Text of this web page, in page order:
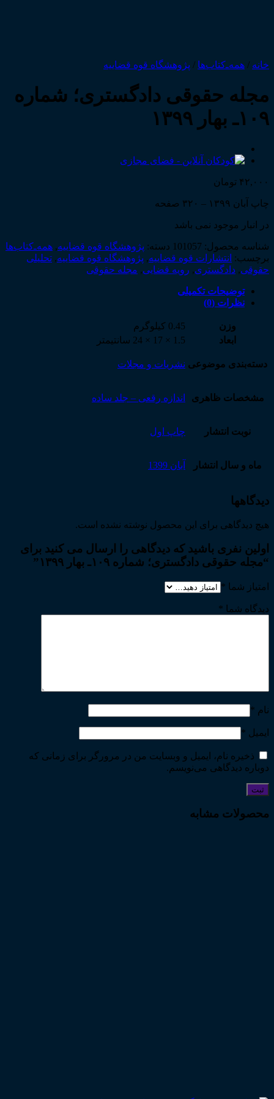
خانه / همه‌ـ‌کتاب‌ها / پژوهشگاه قوه قضاییه
مجله حقوقی دادگستری؛ شماره
۱۰۹ـ بهار ۱۳۹۹
۴۲,۰۰۰ تومان
چاپ آبان ۱۳۹۹ – ۳۲۰ صفحه
در انبار موجود نمی باشد
شناسه محصول: 101057 دسته: پژوهشگاه قوه قضاییه, همه‌ـ‌کتاب‌ها
برچسب: انتشارات قوه قضاییه, پژوهشگاه قوه قضاییه, تحلیلی
حقوقی, دادگستری, رویه قضایی, مجله حقوقی
توضیحات تکمیلی
نظرات (0)
وزن
0.45 کیلوگرم
ابعاد
1.5 × 17 × 24 سانتیمتر
دسته‌بندی موضوعی نشریات و مجلات
مشخصات ظاهری اندازه رقعی – جلد ساده
نوبت انتشار چاپ اول
ماه و سال انتشار آبان 1399
دیدگاهها
هیچ دیدگاهی برای این محصول نوشته نشده است.
اولین نفری باشید که دیدگاهی را ارسال می کنید برای
“مجله حقوقی دادگستری؛ شماره ۱۰۹ـ بهار ۱۳۹۹”
امتیاز شما *
دیدگاه شما *
نام *
ایمیل *
ذخیره نام، ایمیل و وبسایت من در مرورگر برای زمانی که
دوباره دیدگاهی می‌نویسم.
محصولات مشابه